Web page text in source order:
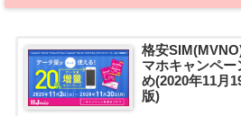
格安
マホキャンペー
め(2020年11月
版)